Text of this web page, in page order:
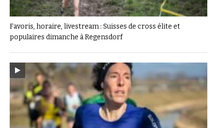
Favoris, horaire, livestream : Suisses de cross élite et
populaires dimanche à Regensdorf